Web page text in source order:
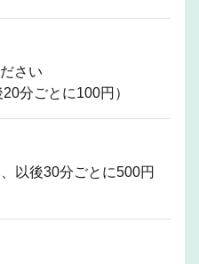
さい
分ごとに100円）
以後30分ごとに500円